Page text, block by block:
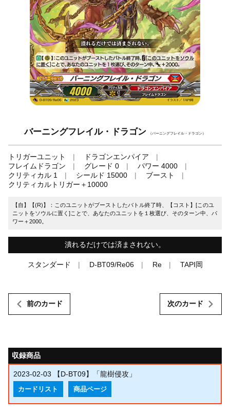
バーニングフレイル・ドラゴン （バーニングフレイル・ドラゴン）
トリガーユニット
ドラゴンエンパイア
フレイムドラゴン
グレード 0
パワー 4000
クリティカル 1
シールド 15000
ブースト
クリティカルトリガー＋10000
【自】【(R)】：このユニットがブーストしたバトル終了時、【コスト】[このユ
ニットをソウルに置く]ことで、あなたのユニットを１枚選び、そのターン中、パ
ワー＋2000。
潰れるだけでは済まされない。
スタンダード D-BT09/Re06 Re TAPI岡
前のカード 次のカード
収録商品
2023-02-03 【D-BT09】「龍樹侵攻」
カードリスト 商品ページ